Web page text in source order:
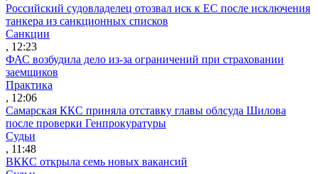
Российский судовладелец отозвал иск к ЕС после исключения
танкера из санкционных списков
Санкции
, 12:23
ФАС возбудила дело из-за ограничений при страховании
заемщиков
Практика
, 12:06
Самарская ККС приняла отставку главы облсуда Шилова
после проверки Генпрокуратуры
Судьи
, 11:48
ВККС открыла семь новых вакансий